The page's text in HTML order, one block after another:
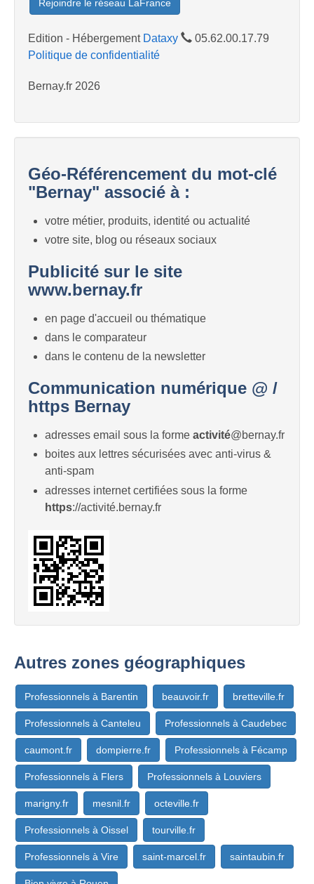
Rejoindre le réseau LaFrance
Edition - Hébergement Dataxy
05.62.00.17.79
Politique de confidentialité
Bernay.fr 2026
Géo-Référencement du mot-clé
"Bernay" associé à :
votre métier, produits, identité ou actualité
votre site, blog ou réseaux sociaux
Publicité sur le site
www.bernay.fr
en page d'accueil ou thématique
dans le comparateur
dans le contenu de la newsletter
Communication numérique @ /
https Bernay
adresses email sous la forme activité@bernay.fr
boites aux lettres sécurisées avec anti-virus &
anti-spam
adresses internet certifiées sous la forme
https://activité.bernay.fr
Autres zones géographiques
Professionnels à Barentin beauvoir.fr bretteville.fr
Professionnels à Canteleu Professionnels à Caudebec
caumont.fr dompierre.fr Professionnels à Fécamp
Professionnels à Flers Professionnels à Louviers
marigny.fr mesnil.fr octeville.fr
Professionnels à Oissel tourville.fr
Professionnels à Vire saint-marcel.fr saintaubin.fr